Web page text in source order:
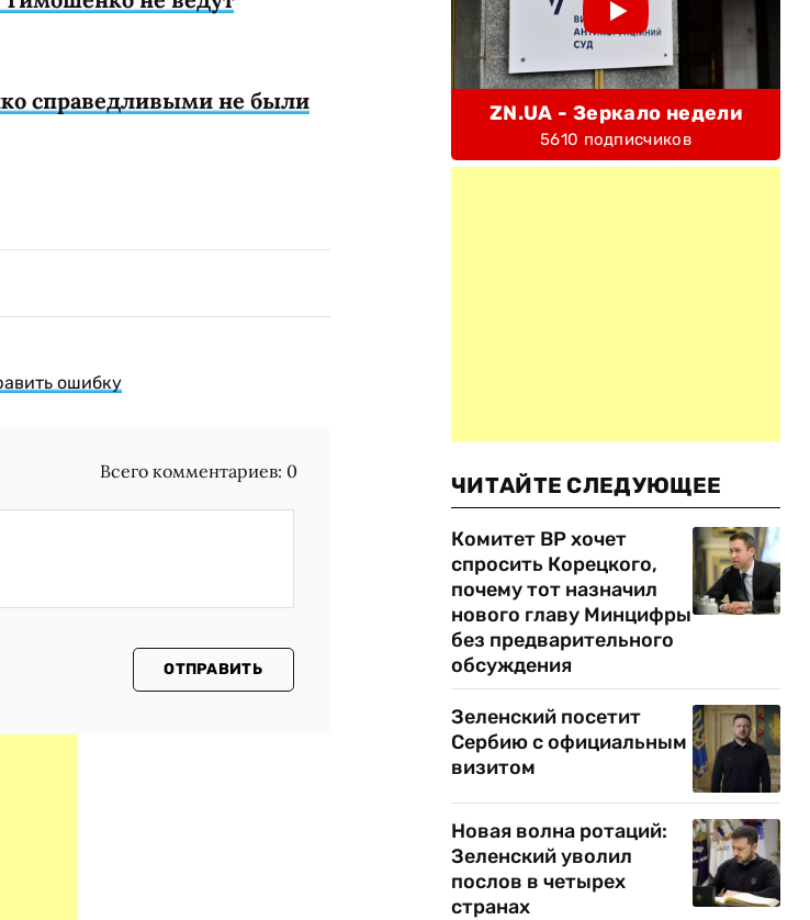
справедливыми не были
ошибку
Всего комментариев: 0
ОТПРАВИТЬ
ZN.UA - Зеркало недели
5610 подписчиков
ЧИТАЙТЕ СЛЕДУЮЩЕЕ
Комитет ВР хочет
спросить Корецкого,
почему тот назначил
нового главу Минцифры
без предварительного
обсуждения
Зеленский посетит
Сербию с официальным
визитом
Новая волна ротаций:
Зеленский уволил
послов в четырех
странах